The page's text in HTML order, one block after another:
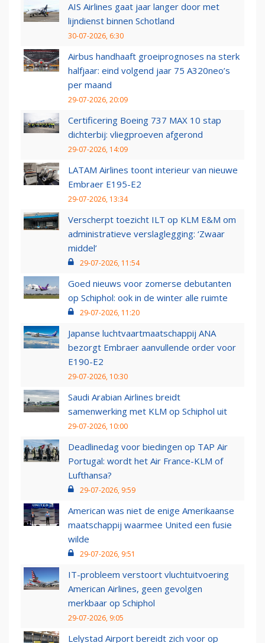
AIS Airlines gaat jaar langer door met
lijndienst binnen Schotland
30-07-2026, 6:30
Airbus handhaaft groeiprognoses na sterk
halfjaar: eind volgend jaar 75 A320neo’s
per maand
29-07-2026, 20:09
Certificering Boeing 737 MAX 10 stap
dichterbij: vliegproeven afgerond
29-07-2026, 14:09
LATAM Airlines toont interieur van nieuwe
Embraer E195-E2
29-07-2026, 13:34
Verscherpt toezicht ILT op KLM E&M om
administratieve verslaglegging: ‘Zwaar
middel’
29-07-2026, 11:54
Goed nieuws voor zomerse debutanten
op Schiphol: ook in de winter alle ruimte
29-07-2026, 11:20
Japanse luchtvaartmaatschappij ANA
bezorgt Embraer aanvullende order voor
E190-E2
29-07-2026, 10:30
Saudi Arabian Airlines breidt
samenwerking met KLM op Schiphol uit
29-07-2026, 10:00
Deadlinedag voor biedingen op TAP Air
Portugal: wordt het Air France-KLM of
Lufthansa?
29-07-2026, 9:59
American was niet de enige Amerikaanse
maatschappij waarmee United een fusie
wilde
29-07-2026, 9:51
IT-probleem verstoort vluchtuitvoering
American Airlines, geen gevolgen
merkbaar op Schiphol
29-07-2026, 9:05
Lelystad Airport bereidt zich voor op